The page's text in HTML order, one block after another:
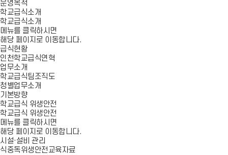
운영목적
학교급식소개
학교급식소개
메뉴를 클릭하시면
해당 페이지로 이동합니다.
급식현황
인천학교급식연혁
업무소개
학교급식팀조직도
청별업무소개
기본방향
학교급식 위생안전
학교급식 위생안전
메뉴를 클릭하시면
해당 페이지로 이동합니다.
시설·설비 관리
식중독위생안전교육자료